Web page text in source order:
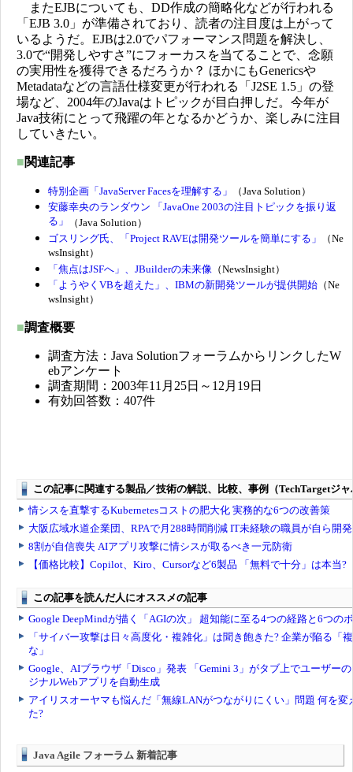
またEJBについても、DD作成の簡略化などが行われる
「EJB 3.0」が準備されており、読者の注目度は上がって
いるようだ。EJBは2.0でパフォーマンス問題を解決し、
3.0で“開発しやすさ”にフォーカスを当てることで、念願
の実用性を獲得できるだろうか？ ほかにもGenericsや
Metadataなどの言語仕様変更が行われる「J2SE 1.5」の登
場など、2004年のJavaはトピックが目白押しだ。今年が
Java技術にとって飛躍の年となるかどうか、楽しみに注目
していきたい。
■関連記事
特別企画「JavaServer Facesを理解する」
（Java Solution）
安藤幸央のランダウン 「JavaOne 2003の注目トピックを振り返
る」
（Java Solution）
ゴスリング氏、「Project RAVEは開発ツールを簡単にする」
（Ne
wsInsight）
「焦点はJSFへ」、JBuilderの未来像 （NewsInsight）
「ようやくVBを超えた」、IBMの新開発ツールが提供開始 （Ne
wsInsight）
■調査概要
調査方法：Java SolutionフォーラムからリンクしたW
ebアンケート
調査期間：2003年11月25日～12月19日
有効回答数：407件
Java Agile フォーラム 新着記事